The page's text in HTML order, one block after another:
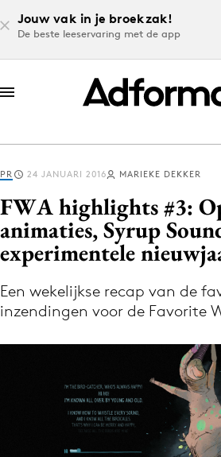
Jouw vak in je broekzak!
De beste leeservaring met de app
Log in
Download de app
Volg het laatste nieuws
Nieuws
PR 24 JANUARI 2016 MARIEKE DEKKER
FWA highlights #3:
animaties, Syrup
experimentele
Een wekelijkse recap van de
inzendingen voor de Favorite